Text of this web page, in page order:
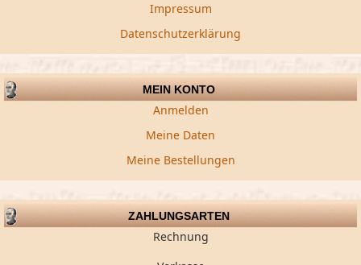
Impressum
Datenschutzerklärung
MEIN KONTO
Anmelden
Meine Daten
Meine Bestellungen
ZAHLUNGSARTEN
Rechnung